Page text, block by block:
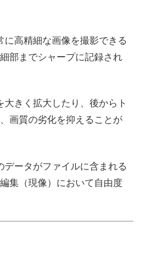
に高精細な画像を撮影できる
部までシャープに記録され
大きく拡大したり、後からト
画質の劣化を抑えることが
データがファイルに含まれる
集（現像）において自由度